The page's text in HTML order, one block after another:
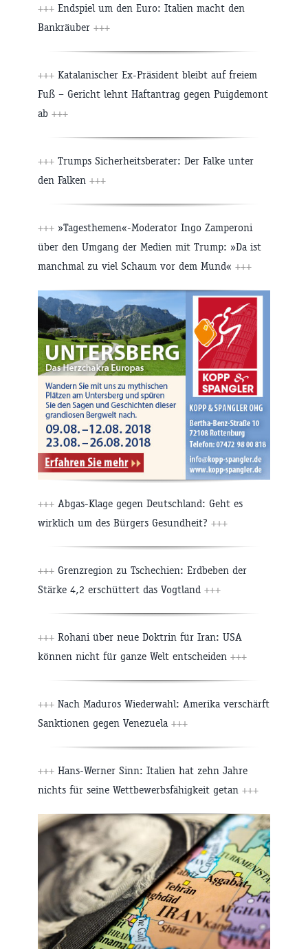
+++ Endspiel um den Euro: Italien macht den
Bankräuber +++
+++ Katalanischer Ex-Präsident bleibt auf freiem
Fuß – Gericht lehnt Haftantrag gegen Puigdemont
ab +++
+++ Trumps Sicherheitsberater: Der Falke unter
den Falken +++
+++ »Tagesthemen«-Moderator Ingo Zamperoni
über den Umgang der Medien mit Trump: »Da ist
manchmal zu viel Schaum vor dem Mund« +++
+++ Abgas-Klage gegen Deutschland: Geht es
wirklich um des Bürgers Gesundheit? +++
+++ Grenzregion zu Tschechien: Erdbeben der
Stärke 4,2 erschüttert das Vogtland +++
+++ Rohani über neue Doktrin für Iran: USA
können nicht für ganze Welt entscheiden +++
+++ Nach Maduros Wiederwahl: Amerika verschärft
Sanktionen gegen Venezuela +++
+++ Hans-Werner Sinn: Italien hat zehn Jahre
nichts für seine Wettbewerbsfähigkeit getan +++